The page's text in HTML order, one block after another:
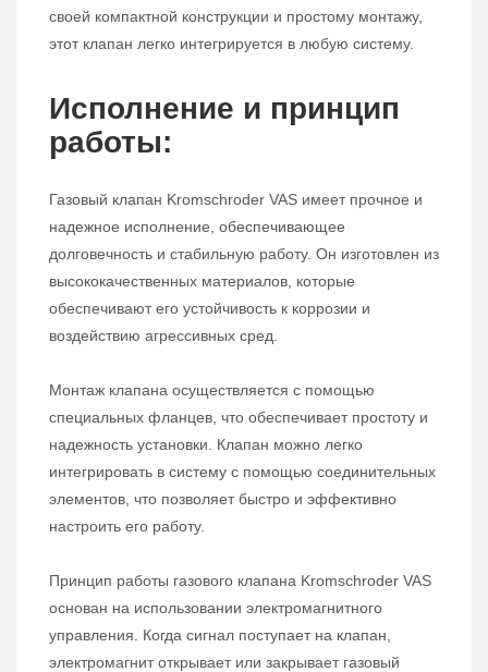
своей компактной конструкции и простому монтажу,
этот клапан легко интегрируется в любую систему.
Исполнение и принцип
работы:
Газовый клапан Kromschroder VAS имеет прочное и
надежное исполнение, обеспечивающее
долговечность и стабильную работу. Он изготовлен из
высококачественных материалов, которые
обеспечивают его устойчивость к коррозии и
воздействию агрессивных сред.
Монтаж клапана осуществляется с помощью
специальных фланцев, что обеспечивает простоту и
надежность установки. Клапан можно легко
интегрировать в систему с помощью соединительных
элементов, что позволяет быстро и эффективно
настроить его работу.
Принцип работы газового клапана Kromschroder VAS
основан на использовании электромагнитного
управления. Когда сигнал поступает на клапан,
электромагнит открывает или закрывает газовый